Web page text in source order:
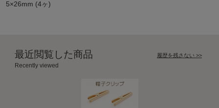
5×26mm (4ヶ)
最近閲覧した商品
Recently viewed
履歴を残さない >>